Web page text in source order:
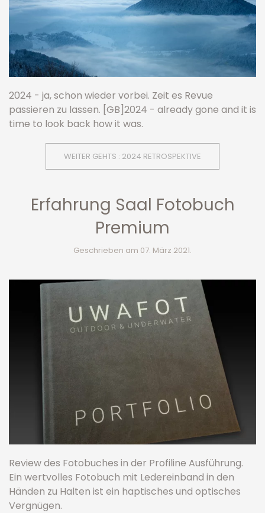
2024 - ja, schon wieder vorbei. Zeit es Revue
passieren zu lassen. [GB]2024 - already gone and it is
time to look back how it was.
WEITER GEHTS : 2024 RETROSPEKTIVE
Erfahrung Saal Fotobuch
Premium
Geschrieben am 07. März 2021.
Review des Fotobuches in der Profiline Ausführung.
Ein wertvolles Fotobuch mit Ledereinband in den
Händen zu Halten ist ein haptisches und optisches
Vergnügen.